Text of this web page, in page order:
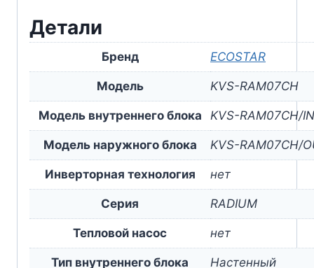
Детали
Бренд ECOSTAR
Модель KVS-RAM07CH
Модель внутреннего блока KVS-RAM07CH/IN
Модель наружного блока KVS-RAM07CH/
Инверторная технология нет
Серия RADIUM
Тепловой насос нет
Тип внутреннего блока Настенный